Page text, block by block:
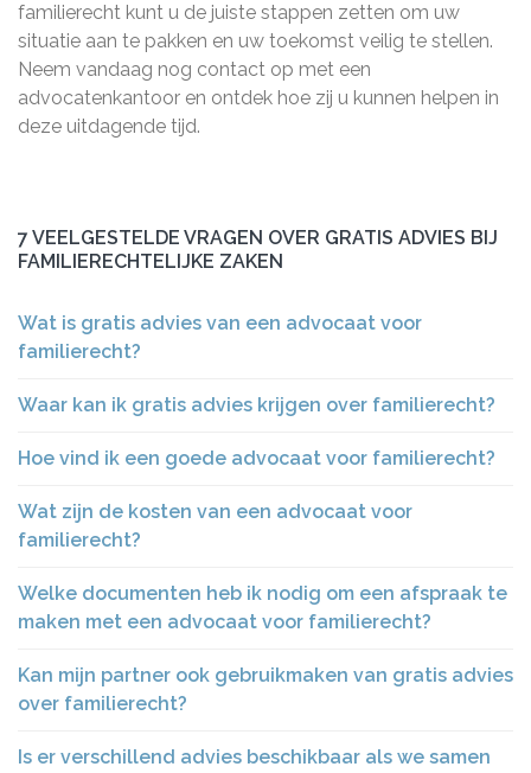
familierecht kunt u de juiste stappen zetten om uw
situatie aan te pakken en uw toekomst veilig te stellen.
Neem vandaag nog contact op met een
advocatenkantoor en ontdek hoe zij u kunnen helpen in
deze uitdagende tijd.
7 VEELGESTELDE VRAGEN OVER GRATIS ADVIES BIJ
FAMILIERECHTELIJKE ZAKEN
Wat is gratis advies van een advocaat voor
familierecht?
Waar kan ik gratis advies krijgen over familierecht?
Hoe vind ik een goede advocaat voor familierecht?
Wat zijn de kosten van een advocaat voor
familierecht?
Welke documenten heb ik nodig om een afspraak te
maken met een advocaat voor familierecht?
Kan mijn partner ook gebruikmaken van gratis advies
over familierecht?
Is er verschillend advies beschikbaar als we samen